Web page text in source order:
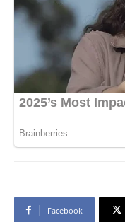
Facebook